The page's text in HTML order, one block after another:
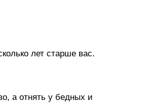
лет старше вас.
а отнять у бедных и